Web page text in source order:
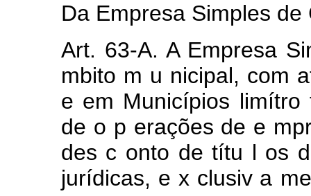
Da Empresa Simples de
Art. 63-A. A Empresa
mbito m u nicipal, com
e em Municípios limítro
de o p erações de e
des c onto detítu l os
jurídicas, e x clusiv a